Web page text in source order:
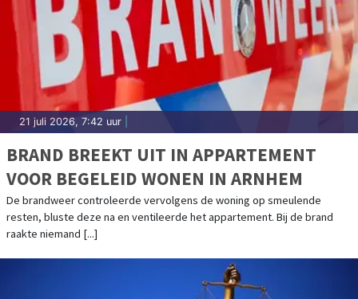
21 juli 2026, 7:42 uur
BRAND BREEKT UIT IN APPARTEMENT
VOOR BEGELEID WONEN IN ARNHEM
De brandweer controleerde vervolgens de woning op smeulende
resten, bluste deze na en ventileerde het appartement. Bij de brand
raakte niemand [...]